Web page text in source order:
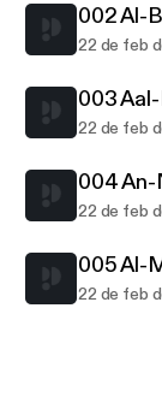
manage the
Tajweed.
Sheikh
according to
designated
Arabia in a
After battling
Shaykh Zaki
002 Al-
22 de feb
003
22 de feb
004 An-
22 de feb
005 Al-
22 de feb